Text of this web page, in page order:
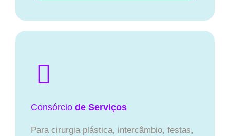
Consórcio de Serviços
Para cirurgia plástica, intercâmbio, festas,